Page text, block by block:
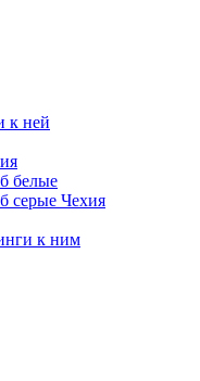
к ней
белые
серые Чехия
к ним